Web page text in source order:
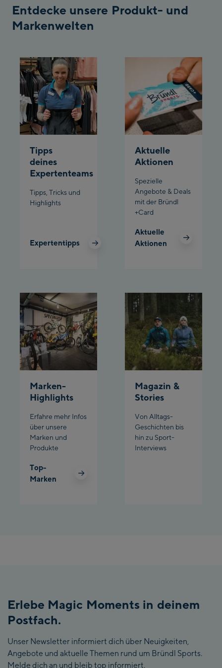
Penkenbahn
station
Ahornbahn Talstation
Fuegen:
Spieljochbahn
Talstation /Valley
station
Spieljochbahn
Bergstation / Top
station
Ischgl:
Ischgl Zentrum
Ischgl Outlet
Pardatschgratbahn
Planet Planai
Bikeworld Schladming
Entdecke unsere Produkt- und
Markenwelten
Tipps
deines
Expertenteams
Tipps, Tricks und
Highlights
Expertentipps
Aktuelle
Aktionen
Spezielle
Angebote & Deals
mit der Bründl
+Card
Aktuelle
Aktionen
Marken-
Highlights
Erfahre mehr Infos
über unsere
Marken und
Produkte
Top-
Marken
Magazin &
Stories
Von Alltags-
Geschichten bis
hin zu Sport-
Interviews
Erlebe Magic Moments in deinem
Postfach.
Unser Newsletter informiert dich über Neuigkeiten,
Angebote und aktuelle Themen rund um Bründl Sports.
Melde dich an und bleib top informiert.